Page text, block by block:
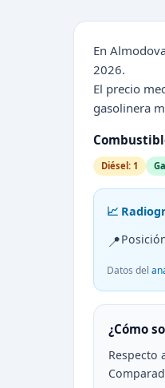
En
2026.
El precio
gasolinera
Diésel: 1
📈
📍
Datos del
¿Cómo
Respecto